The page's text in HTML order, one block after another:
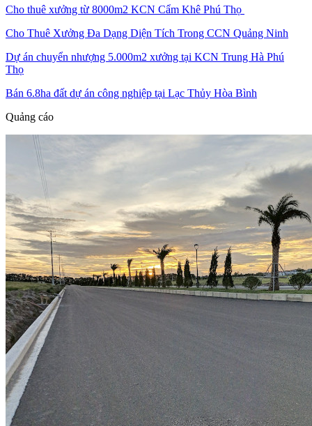
Cho thuê xưởng từ 8000m2 KCN Cẩm Khê Phú Thọ
Cho Thuê Xưởng Đa Dạng Diện Tích Trong CCN Quảng Ninh
Dự án chuyển nhượng 5.000m2 xưởng tại KCN Trung Hà Phú
Thọ
Bán 6.8ha đất dự án công nghiệp tại Lạc Thủy Hòa Bình
Quảng cáo